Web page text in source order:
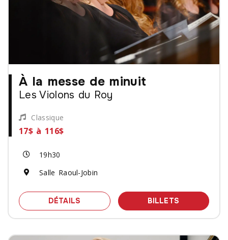
À la messe de minuit
Les Violons du Roy
Classique
17$ à 116$
19h30
Salle Raoul-Jobin
DÉTAILS SPECTACLE À LA MESSE DE MINUIT
BILLETS DES